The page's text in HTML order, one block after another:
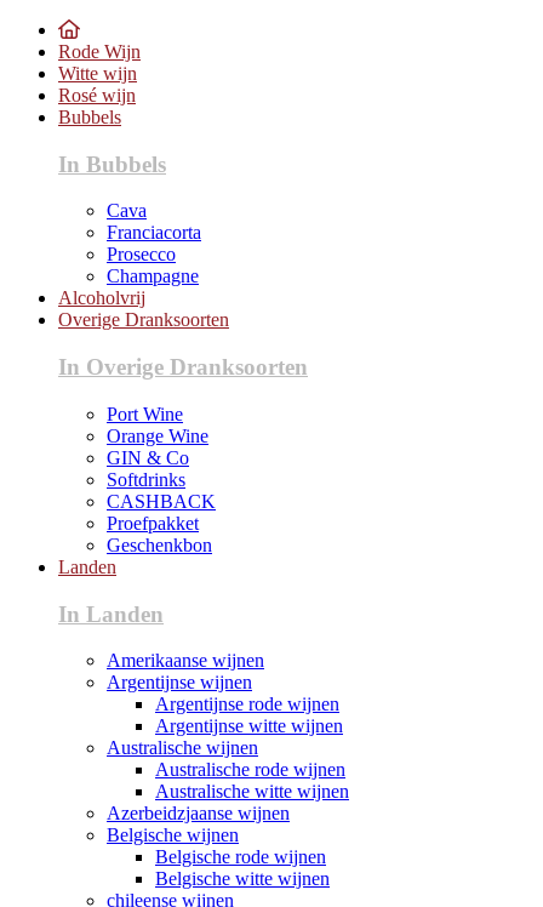
Rode Wijn
Witte wijn
Rosé wijn
Bubbels
In Bubbels
Cava
Franciacorta
Prosecco
Champagne
Alcoholvrij
Overige Dranksoorten
In Overige Dranksoorten
Port Wine
Orange Wine
GIN & Co
Softdrinks
CASHBACK
Proefpakket
Geschenkbon
Landen
In Landen
Amerikaanse wijnen
Argentijnse wijnen
Argentijnse rode wijnen
Argentijnse witte wijnen
Australische wijnen
Australische rode wijnen
Australische witte wijnen
Azerbeidzjaanse wijnen
Belgische wijnen
Belgische rode wijnen
Belgische witte wijnen
chileense wijnen